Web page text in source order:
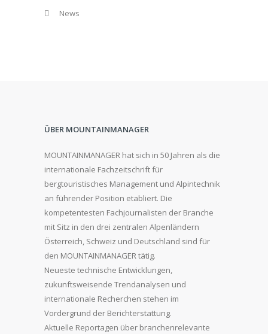
News
ÜBER MOUNTAINMANAGER
MOUNTAINMANAGER hat sich in 50 Jahren als die
internationale Fachzeitschrift für
bergtouristisches Management und Alpintechnik
an führender Position etabliert. Die
kompetentesten Fachjournalisten der Branche
mit Sitz in den drei zentralen Alpenländern
Österreich, Schweiz und Deutschland sind für
den MOUNTAINMANAGER tätig.
Neueste technische Entwicklungen,
zukunftsweisende Trendanalysen und
internationale Recherchen stehen im
Vordergrund der Berichterstattung.
Aktuelle Reportagen über branchenrelevante